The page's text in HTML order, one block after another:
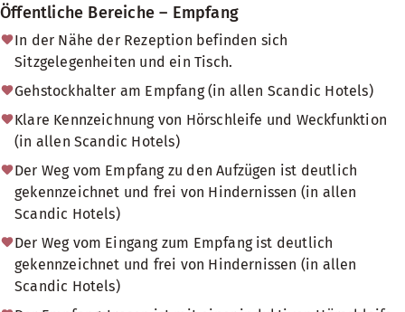
Öffentliche Bereiche – Empfang
In der Nähe der Rezeption befinden sich
Sitzgelegenheiten und ein Tisch.
Gehstockhalter am Empfang (in allen Scandic Hotels)
Klare Kennzeichnung von Hörschleife und Weckfunktion
(in allen Scandic Hotels)
Der Weg vom Empfang zu den Aufzügen ist deutlich
gekennzeichnet und frei von Hindernissen (in allen
Scandic Hotels)
Der Weg vom Eingang zum Empfang ist deutlich
gekennzeichnet und frei von Hindernissen (in allen
Scandic Hotels)